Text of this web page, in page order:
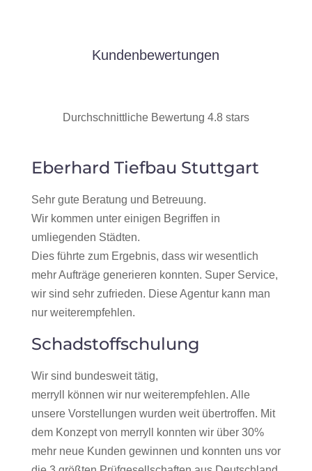
Kundenbewertungen
Durchschnittliche Bewertung 4.8 stars
Eberhard Tiefbau Stuttgart
Sehr gute Beratung und Betreuung.
Wir kommen unter einigen Begriffen in
umliegenden Städten.
Dies führte zum Ergebnis, dass wir wesentlich
mehr Aufträge generieren konnten. Super Service,
wir sind sehr zufrieden. Diese Agentur kann man
nur weiterempfehlen.
Schadstoffschulung
Wir sind bundesweit tätig,
merryll können wir nur weiterempfehlen. Alle
unsere Vorstellungen wurden weit übertroffen. Mit
dem Konzept von merryll konnten wir über 30%
mehr neue Kunden gewinnen und konnten uns vor